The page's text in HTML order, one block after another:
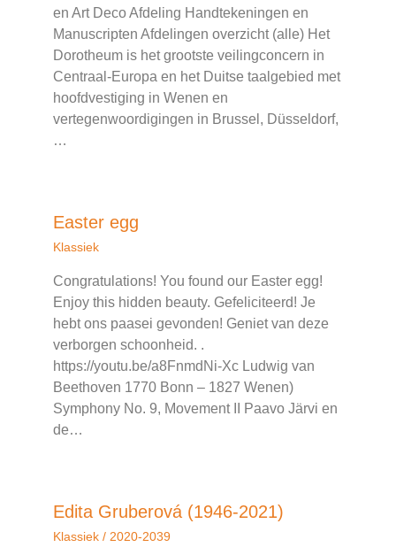
en Art Deco Afdeling Handtekeningen en
Manuscripten Afdelingen overzicht (alle) Het
Dorotheum is het grootste veilingconcern in
Centraal-Europa en het Duitse taalgebied met
hoofdvestiging in Wenen en
vertegenwoordigingen in Brussel, Düsseldorf,
…
Easter egg
Klassiek
Congratulations! You found our Easter egg!
Enjoy this hidden beauty. Gefeliciteerd! Je
hebt ons paasei gevonden! Geniet van deze
verborgen schoonheid. .
https://youtu.be/a8FnmdNi-Xc Ludwig van
Beethoven 1770 Bonn – 1827 Wenen)
Symphony No. 9, Movement II Paavo Järvi en
de…
Edita Gruberová (1946-2021)
Klassiek / 2020-2039